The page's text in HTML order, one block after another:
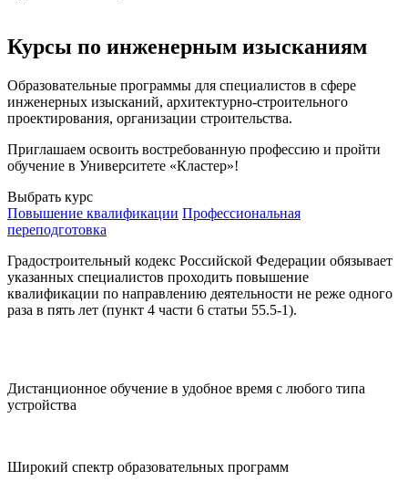
Курсы по инженерным изысканиям
Образовательные программы для специалистов в сфере
инженерных изысканий, архитектурно-строительного
проектирования, организации строительства.
Приглашаем освоить востребованную профессию и пройти
обучение в Университете «Кластер»!
Выбрать курс
Повышение квалификации Профессиональная
переподготовка
Градостроительный кодекс Российской Федерации обязывает
указанных специалистов проходить повышение
квалификации по направлению деятельности не реже одного
раза в пять лет (пункт 4 части 6 статьи 55.5-1).
Дистанционное обучение в удобное время с любого типа
устройства
Широкий спектр образовательных программ